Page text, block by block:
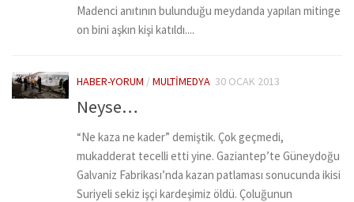
Madenci anıtının bulunduğu meydanda yapılan mitinge
on bini aşkın kişi katıldı....
HABER-YORUM /MULTIMEDYA 30 OCAK 2013
Neyse…
“Ne kaza ne kader” demiştik. Çok geçmedi,
mukadderat tecelli etti yine. Gaziantep’te Güneydoğu
Galvaniz Fabrikası’nda kazan patlaması sonucunda ikisi
Suriyeli sekiz işçi kardeşimiz öldü. Çoluğunun